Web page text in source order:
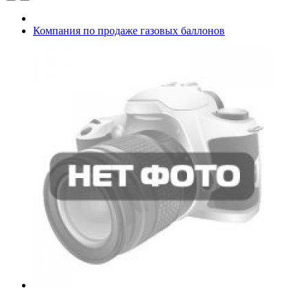
Компания по продаже газовых баллонов